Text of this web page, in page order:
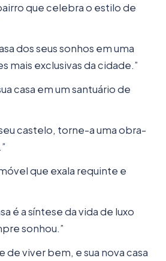
que celebra o estilo de
dos seus sonhos em uma
mais exclusivas da cidade.”
casa em um santuário de
seu castelo, torne-a uma obra-
que exala requinte e
é a síntese da vida de luxo
sonhou.”
de viver bem, e sua nova casa